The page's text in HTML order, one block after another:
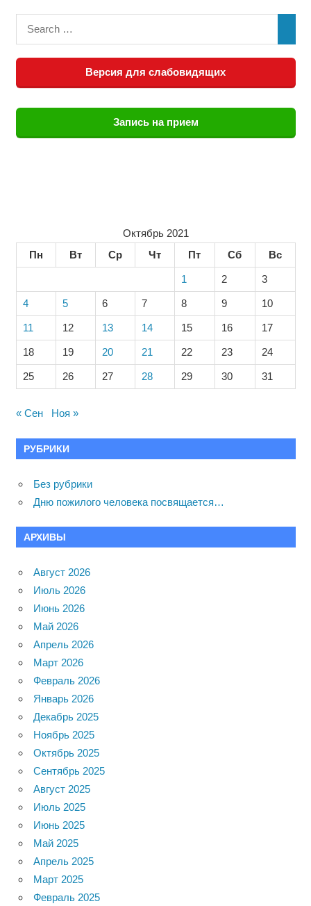
Версия для слабовидящих
Запись на прием
Октябрь 2021
Пн
Вт Ср Чт Пт Сб Вс
1 2 3
4 5 6 7 8 9 10
11 12 13 14 15 16 17
18 19 20 21 22 23 24
25 26 27 28 29 30 31
« Сен Ноя »
РУБРИКИ
Без рубрики
Дню пожилого человека посвящается…
АРХИВЫ
Август 2026
Июль 2026
Июнь 2026
Май 2026
Апрель 2026
Март 2026
Февраль 2026
Январь 2026
Декабрь 2025
Ноябрь 2025
Октябрь 2025
Сентябрь 2025
Август 2025
Июль 2025
Июнь 2025
Май 2025
Апрель 2025
Март 2025
Февраль 2025